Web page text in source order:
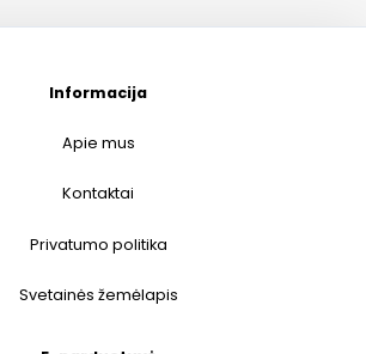
Informacija
Apie mus
Kontaktai
Privatumo politika
Svetainės žemėlapis